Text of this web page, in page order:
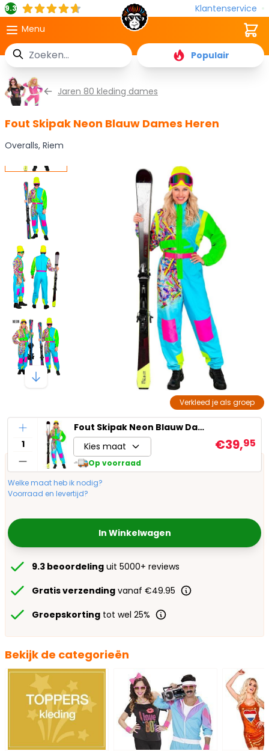
9.3
Klantenservice
Menu
Zoek
Populair
Cart
Jaren 80 kleding dames
Fout Skipak Neon Blauw Dames Heren
Overalls, Riem
Verkleed je als groep
Aantal
Fout Skipak Neon Blauw Dames Heren
Kies maat
Op voorraad
€39,95
Welke maat heb ik nodig?
Voorraad en levertijd?
In Winkelwagen
9.3 beoordeling uit 5000+ reviews
Gratis verzending vanaf €49.95
Groepskorting tot wel 25%
Bekijk de categorieën